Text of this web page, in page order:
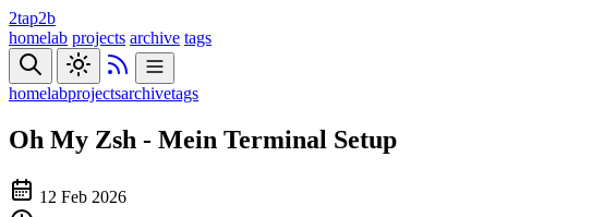
2tap2b
homelab projects archive tags
homelabprojectsarchivetags
Oh My Zsh - Mein Terminal Setup
12 Feb 2026